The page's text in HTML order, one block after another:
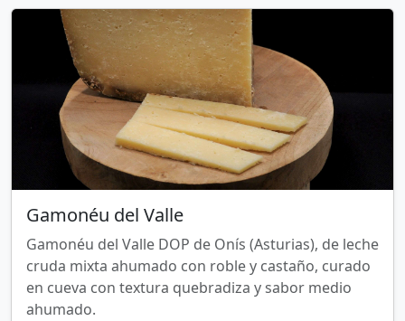
Gamonéu del Valle
Gamonéu del Valle DOP de Onís (Asturias), de leche
cruda mixta ahumado con roble y castaño, curado
en cueva con textura quebradiza y sabor medio
ahumado.